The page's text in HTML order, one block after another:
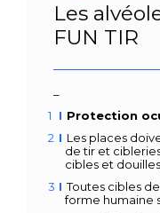
Les
FUN TIR
–
Protection
Les places
de tir et
cibles et
Toutes cibles
forme humaine